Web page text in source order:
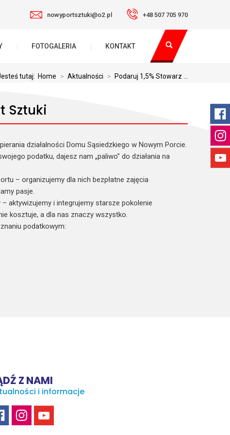
nowyportsztuki@o2.pl +48 507 705 970
FOTOGALERIA KONTAKT
tutaj: Home > Aktualności > Podaruj 1,5% Stowarz ...
Sztuki
działalności Domu Sąsiedzkiego w Nowym Porcie.
podatku, dajesz nam „paliwo” do działania na
– organizujemy dla nich bezpłatne zajęcia
pasje.
aktywizujemy i integrujemy starsze pokolenie
kosztuje, a dla nas znaczy wszystko.
podatkowym:
Z NAMI
i informacje